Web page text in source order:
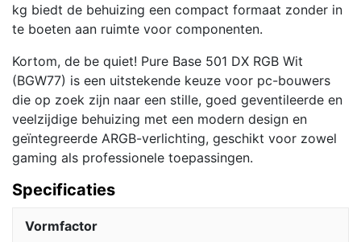
kg biedt de behuizing een compact formaat zonder in
te boeten aan ruimte voor componenten.
Kortom, de be quiet! Pure Base 501 DX RGB Wit
(BGW77) is een uitstekende keuze voor pc-bouwers
die op zoek zijn naar een stille, goed geventileerde en
veelzijdige behuizing met een modern design en
geïntegreerde ARGB-verlichting, geschikt voor zowel
gaming als professionele toepassingen.
Specificaties
Vormfactor